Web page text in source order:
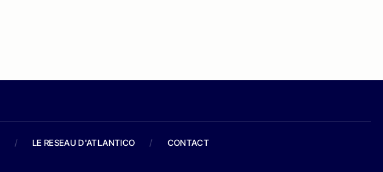
/ LE RESEAU D'ATLANTICO / CONTACT